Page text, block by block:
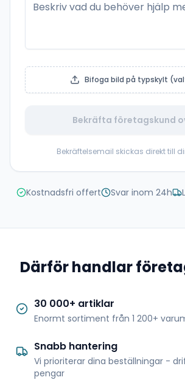
Bifoga bild på typskylt
Bekräfta företagskund
Bekräftelsemail skickas direkt till
Kostnadsfri offert Svar inom 24h
Därför handlar
30 000+ artiklar
Enormt sortiment från 1 200+
Snabb hantering
Vi prioriterar dina beställningar -
pengar